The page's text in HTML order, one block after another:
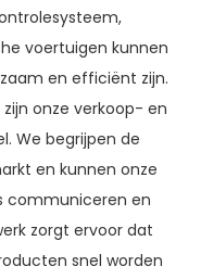
voertuigen kunnen
en efficiënt zijn.
onze verkoop- en
We begrijpen de
en kunnen onze
communiceren en
zorgt ervoor dat
snel worden